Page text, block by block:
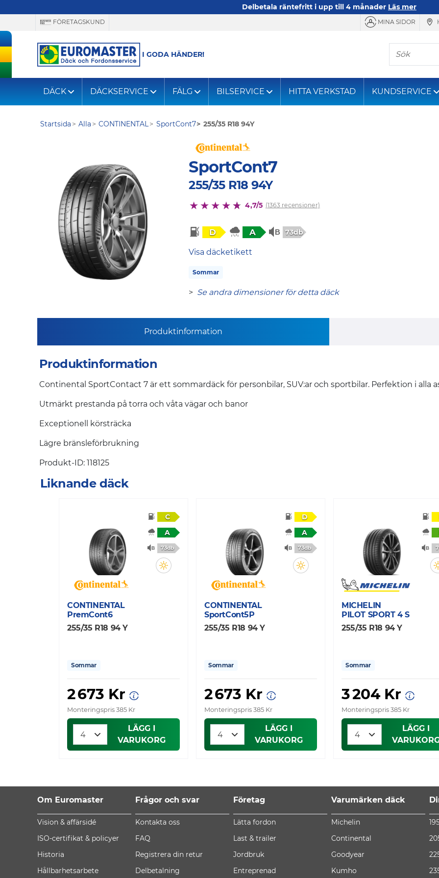
Delbetala räntefritt i upp till 4 månader Läs mer
FÖRETAGSKUND MINA SIDOR
I GODA HÄNDER!
Sök
DÄCK DÄCKSERVICE FÄLG BILSERVICE HITTA VERKSTAD KUNDSERVICE
Startsida Alla CONTINENTAL SportCont7 255/35 R18 94Y
SportCont7
255/35 R18 94Y
4,7/5 (1363 recensioner)
D A 73db
Visa däcketikett
Sommar
> Se andra dimensioner för detta däck
Produktinformation
Produktinformation
Continental SportContact 7 är ett sommardäck för personbilar, SUV:ar och sportbilar. Perfektion i alla
Utmärkt prestanda på torra och våta vägar och banor
Exceptionell körsträcka
Lägre bränsleförbrukning
Produkt-ID: 118125
Liknande däck
C
A
73db
CONTINENTAL
PremCont6
255/35 R18 94 Y
Sommar
2 673 Kr
Monteringspris 385 Kr
LÄGG I
VARUKORG
D
A
73db
CONTINENTAL
SportCont5P
255/35 R18 94 Y
Sommar
2 673 Kr
Monteringspris 385 Kr
LÄGG I
VARUKORG
MICHELIN
PILOT SPORT 4 S
255/35 R18 94 Y
Sommar
3 204 Kr
Monteringspris 385 Kr
LÄGG I
Om Euromaster
Vision & affärsidé
ISO-certifikat & policyer
Historia
Hållbarhetsarbete
Frågor och svar
Kontakta oss
FAQ
Registrera din retur
Delbetalning
Företag
Lätta fordon
Last & trailer
Jordbruk
Entreprenad
Varumärken däck
Michelin
Continental
Goodyear
Kumho